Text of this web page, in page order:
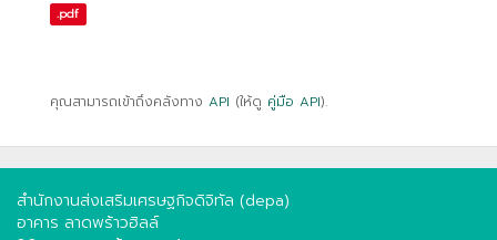
.pdf
คุณสามารถเข้าถึงคลังทาง API (ให้ดู คู่มือ API).
สำนักงานส่งเสริมเศรษฐกิจดิจิทัล (depa)
อาคาร ลาดพร้าวฮิลล์